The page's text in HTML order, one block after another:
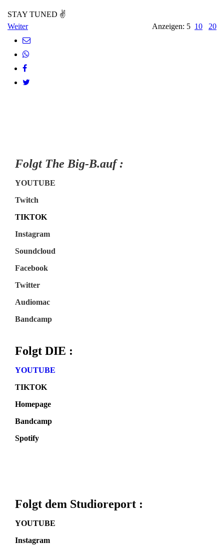
STAY TUNED ✌
Weiter
Anzeigen: 5 10 20
Folgt The Big-B.auf :
YOUTUBE
Twitch
TIKTOK
Instagram
Soundcloud
Facebook
Twitter
Audiomac
Bandcamp
Folgt DIE :
YOUTUBE
TIKTOK
Homepage
Bandcamp
Spotify
Folgt dem Studioreport :
YOUTUBE
Instagram